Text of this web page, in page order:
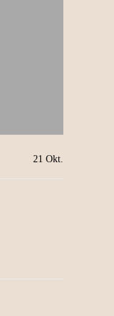
21 Okt.